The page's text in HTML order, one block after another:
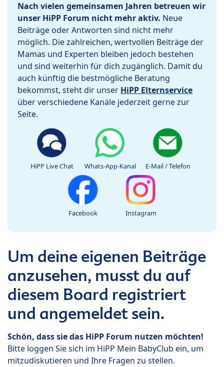
Nach vielen gemeinsamen Jahren betreuen wir
unser HiPP Forum nicht mehr aktiv. Neue
Beiträge oder Antworten sind nicht mehr
möglich. Die zahlreichen, wertvollen Beiträge der
Mamas und Experten bleiben jedoch bestehen
und sind weiterhin für dich zugänglich. Damit du
auch künftig die bestmögliche Beratung
bekommst, steht dir unser HiPP Elternservice
über verschiedene Kanäle jederzeit gerne zur
Seite.
HiPP Live Chat Whats-App-Kanal E-Mail / Telefon
Facebook Instagram
Um deine eigenen Beiträge
anzusehen, musst du auf
diesem Board registriert
und angemeldet sein.
Schön, dass sie das HiPP Forum nutzen möchten!
Bitte loggen Sie sich im HiPP Mein BabyClub ein, um
mitzudiskutieren und Ihre Fragen zu stellen.